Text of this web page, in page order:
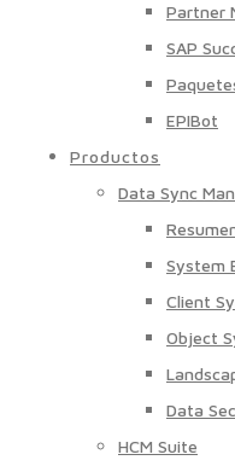
Partner
SAP
EPIBot
Productos
Data Sync
System
Client
Object
Data
HCM Suite